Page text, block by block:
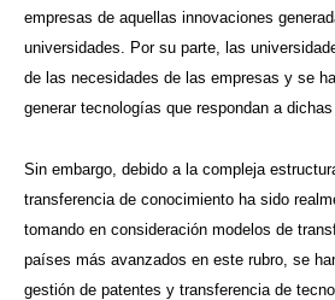
empresas de aquellas innovaciones
universidades. Por su parte, las
de las necesidades de las empresas y se
generar tecnologías que respondan a dichas
Sin embargo, debido a la compleja
transferencia de conocimiento ha sido
tomando en consideración modelos de
países más avanzados en este rubro, se
gestión de patentes y transferencia de